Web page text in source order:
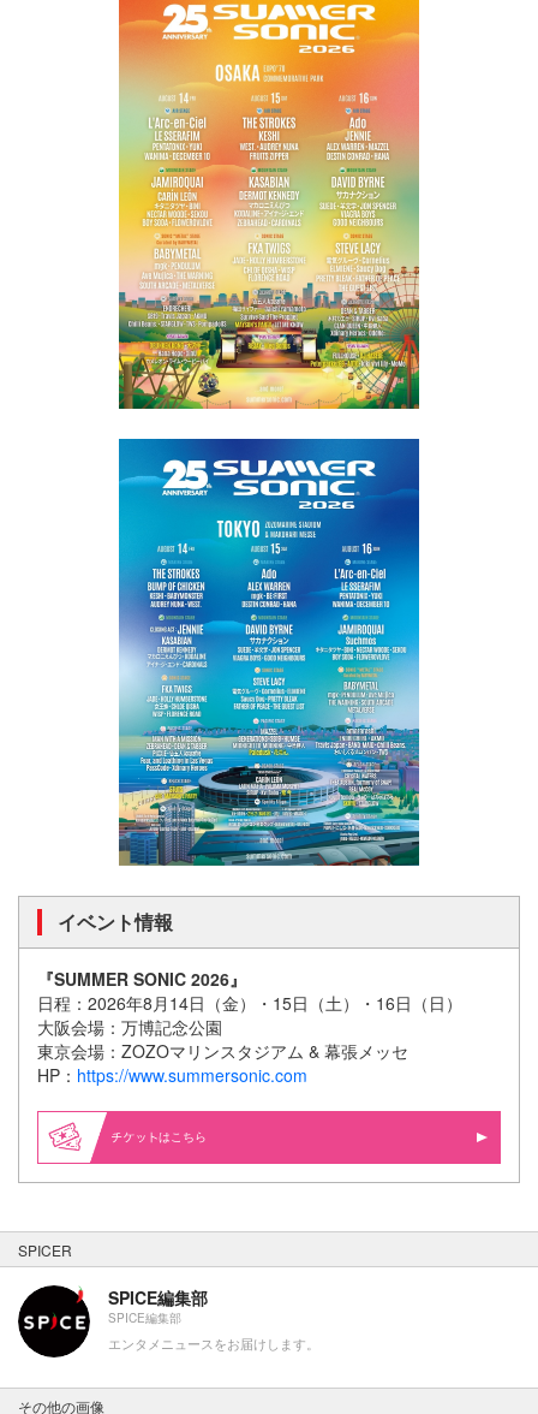
イベント情報
『SUMMER SONIC 2026』
日程：2026年8月14日（金）・15日（土）・16日（日）
大阪会場：万博記念公園
東京会場：ZOZOマリンスタジアム & 幕張メッセ
HP： https://www.summersonic.com
はこちら
SPICER
SPICE編集部
SPICE編集部
エンタメニュースをお届けします。
その他の画像